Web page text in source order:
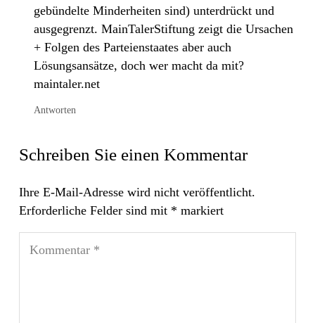
gebündelte Minderheiten sind) unterdrückt und
ausgegrenzt. MainTalerStiftung zeigt die Ursachen
+ Folgen des Parteienstaates aber auch
Lösungsansätze, doch wer macht da mit?
maintaler.net
Antworten
Schreiben Sie einen Kommentar
Ihre E-Mail-Adresse wird nicht veröffentlicht.
Erforderliche Felder sind mit * markiert